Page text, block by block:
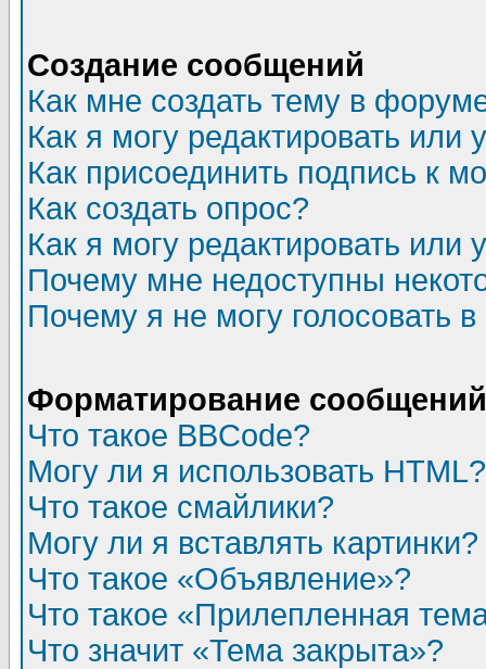
Создание сообщений
Как мне создать тему в
Как я могу редактировать или
Как присоединить подпись к
Как создать опрос?
Как я могу редактировать или
Почему мне недоступны
Почему я не могу голосовать
Форматирование
Что такое BBCode?
Могу ли я использовать HTML?
Что такое смайлики?
Могу ли я вставлять картинки?
Что такое «Объявление»?
Что такое «Прилепленная
Что значит «Тема закрыта»?